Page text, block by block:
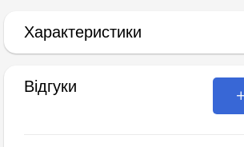
Характеристики
Відгуки